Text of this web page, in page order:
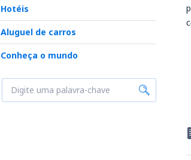
Hotéis
Aluguel de carros
Conheça o mundo